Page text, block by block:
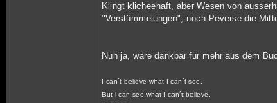
Klingt klicheehaft, aber Wesen von
"Verstümmelungen", noch Peverse die
Nun ja, wäre dankbar für mehr aus dem
I can´t believe what I can´t see.
But i can see what I can´t believe.